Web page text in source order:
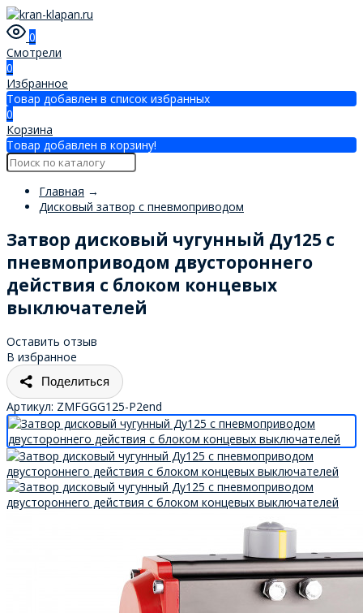
0
Смотрели
0
Избранное
Товар добавлен в список избранных
0
Корзина
Товар добавлен в корзину!
Главная →
Дисковый затвор с пневмоприводом
Затвор дисковый чугунный Ду125 с
пневмоприводом двустороннего
действия с блоком концевых
выключателей
Оставить отзыв
В избранное
Поделиться
Артикул: ZMFGGG125-P2end